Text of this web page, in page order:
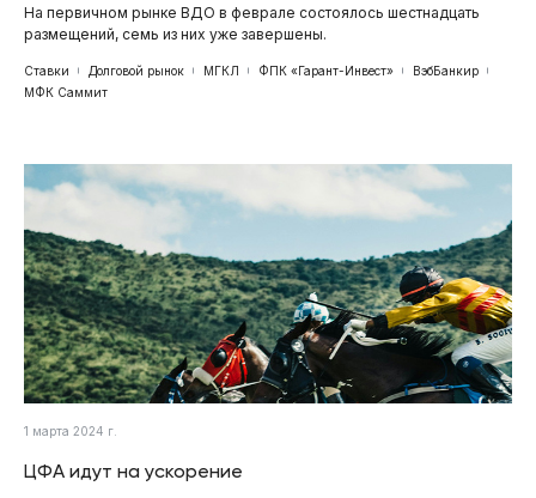
На первичном рынке ВДО в феврале состоялось шестнадцать
размещений, семь из них уже завершены.
Ставки Долговой рынок МГКЛ ФПК «Гарант-Инвест»
ВэбБанкир
МФК Саммит
1 марта 2024 г.
ЦФА идут на ускорение